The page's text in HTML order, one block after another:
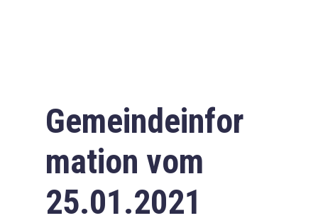
Gemeindeinfor
mation vom
25.01.2021